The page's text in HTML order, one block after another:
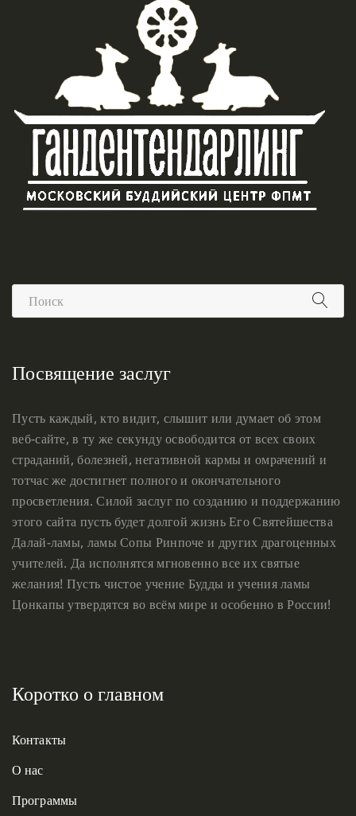
Посвящение заслуг
Пусть каждый, кто видит, слышит или думает об этом
веб-сайте, в ту же секунду освободится от всех своих
страданий, болезней, негативной кармы и омрачений и
тотчас же достигнет полного и окончательного
просветления. Силой заслуг по созданию и поддержанию
этого сайта пусть будет долгой жизнь Его Святейшества
Далай-ламы, ламы Сопы Ринпоче и других драгоценных
учителей. Да исполнятся мгновенно все их святые
желания! Пусть чистое учение Будды и учения ламы
Цонкапы утвердятся во всём мире и особенно в России!
Коротко о главном
Контакты
О нас
Программы